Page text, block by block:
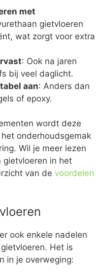
met
gietvloeren
wat zorgt voor extra
: Ook na jaren
bij veel daglicht.
aan: Anders dan
of epoxy.
wordt deze
onderhoudsgemak
Wil je meer lezen
gietvloeren in het
van de voordelen
ook enkele nadelen
Het is
in je overweging: